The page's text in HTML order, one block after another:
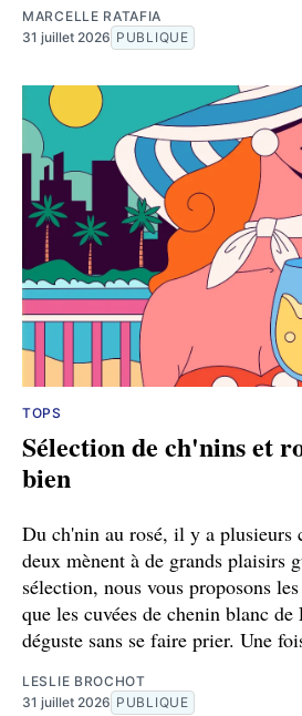
MARCELLE RATAFIA
31 juillet 2026 PUBLIQUE
TOPS
Sélection de ch'nins et
bien
Du ch'nin au rosé, il y a plusieurs
deux mènent à de grands plaisirs
sélection, nous vous proposons
que les cuvées de chenin blanc
déguste sans se faire prier. Une
LESLIE BROCHOT
31 juillet 2026 PUBLIQUE